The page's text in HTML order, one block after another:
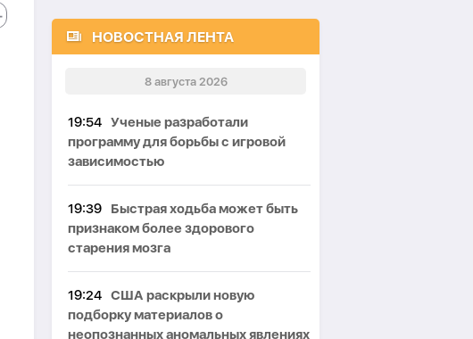
НОВОСТНАЯ ЛЕНТА
8 августа 2026
19:54 Ученые разработали
программу для борьбы с игровой
зависимостью
19:39
Быстрая ходьба может быть
признаком более здорового
старения мозга
19:24 США раскрыли новую
подборку материалов о
неопознанных аномальных явлениях